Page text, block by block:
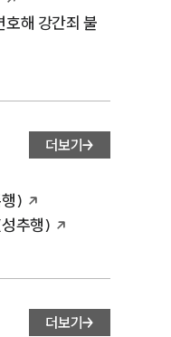
호해 강간죄 불
더보기
)
추행)
더보기